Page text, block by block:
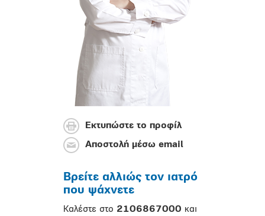
Εκτυπώστε το προφίλ
Αποστολή μέσω email
Βρείτε αλλιώς τον ιατρό
που ψάχνετε
Καλέστε στο 2106867000 και